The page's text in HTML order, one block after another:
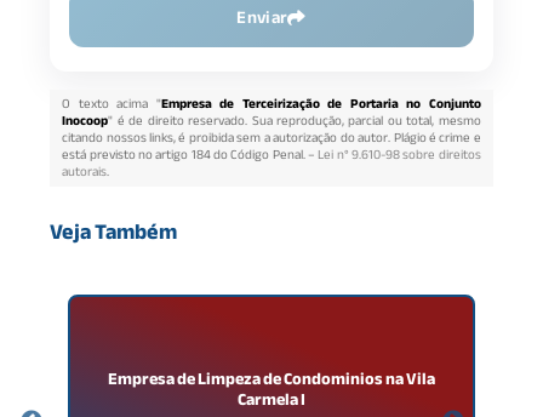
Enviar
O texto acima "Empresa de Terceirização de Portaria no Conjunto
Inocoop" é de direito reservado. Sua reprodução, parcial ou total, mesmo
citando nossos links, é proibida sem a autorização do autor. Plágio é crime e
está previsto no artigo 184 do Código Penal. –Lei n° 9.610-98 sobre direitos
autorais.
Veja Também
Empresa de Limpeza de Condominios na Vila
Carmela I